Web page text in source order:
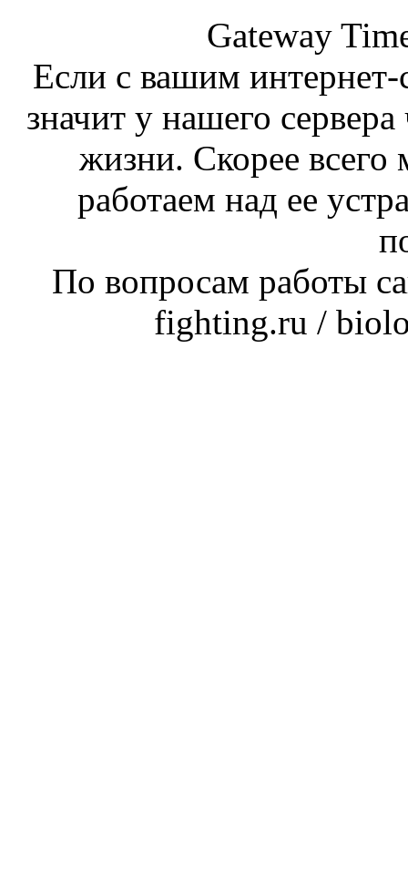
Gateway
Если с вашим интернет-
значит у нашего
жизни. Скорее
работаем над ее
По вопросам работы
fighting.ru /